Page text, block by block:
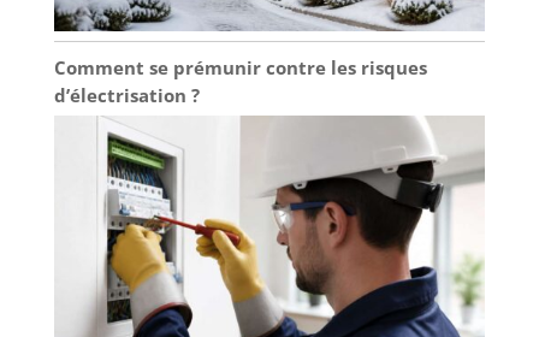
Comment se prémunir contre les risques
d’électrisation ?